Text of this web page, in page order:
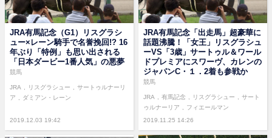
JRA有馬記念（G1）リスグラシ
ュー×レーン騎手で名誉挽回!? 16
年ぶり「特例」も思い出される
「日本ダービー1番人気」の悪夢
2019.12.03 19:42
競馬
JRA リスグラシュー
サートゥルナーリ
ア
ダミアン・レーン
JRA有馬記念「出走馬」超豪華に
話題沸騰！「女王」リスグラシュ
ーVS「3歳」サートゥル＆ワール
ドプレミアにスワーヴ、カレンの
ジャパンC・１．2着も参戦か
2019.11.25 14:26
競馬
JRA 有馬記念 リスグラシュー
サート
ゥルナーリア
フィエールマン